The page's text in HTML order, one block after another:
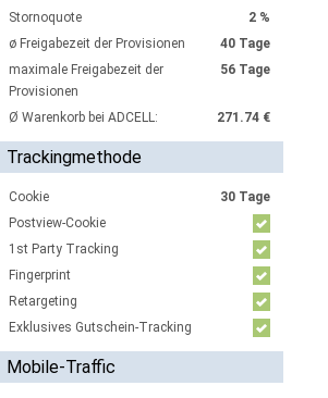
Stornoquote
2 %
ø Freigabezeit der Provisionen
40 Tage
maximale Freigabezeit der
Provisionen
56 Tage
Ø Warenkorb bei ADCELL: 271.74 €
Trackingmethode
Cookie
30 Tage
Postview-Cookie
1st Party Tracking
Fingerprint
Retargeting
Exklusives Gutschein-Tracking
Mobile-Traffic